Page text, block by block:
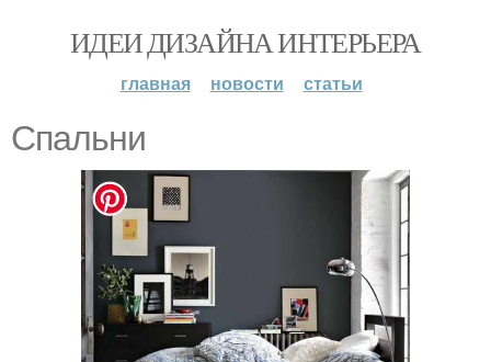
ИДЕИ ДИЗАЙНА ИНТЕРЬЕРА
главная новости статьи
Спальни